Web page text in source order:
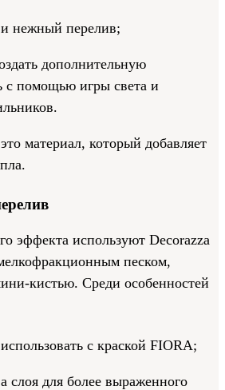
нежный перелив;
дополнительную
с помощью игры света и
материал, который добавляет
эффекта используют Decorazza
песком,
кистью. Среди особенностей
с краской FIORA;
слоя для более выраженного